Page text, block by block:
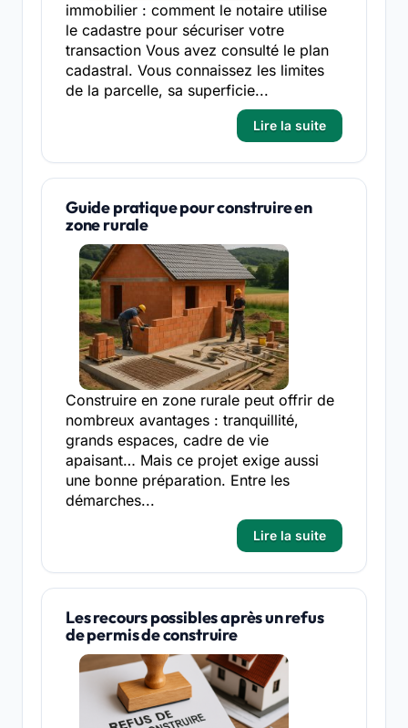
immobilier : comment le notaire utilise
le cadastre pour sécuriser votre
transaction Vous avez consulté le plan
cadastral. Vous connaissez les limites
de la parcelle, sa superficie...
Lire la suite
Guide pratique pour construire en
zone rurale
Construire en zone rurale peut offrir de
nombreux avantages : tranquillité,
grands espaces, cadre de vie
apaisant… Mais ce projet exige aussi
une bonne préparation. Entre les
démarches...
Lire la suite
Les recours possibles après un refus
de permis de construire